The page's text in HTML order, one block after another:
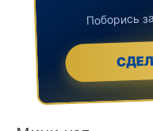
Поборись